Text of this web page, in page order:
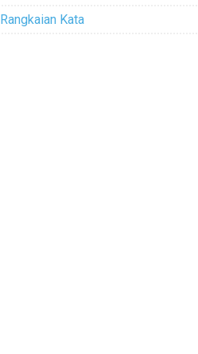
Rangkaian Kata